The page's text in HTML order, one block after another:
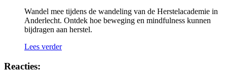
Wandel mee tijdens de wandeling van de Herstelacademie in
Anderlecht. Ontdek hoe beweging en mindfulness kunnen
bijdragen aan herstel.
Lees verder
Reacties: